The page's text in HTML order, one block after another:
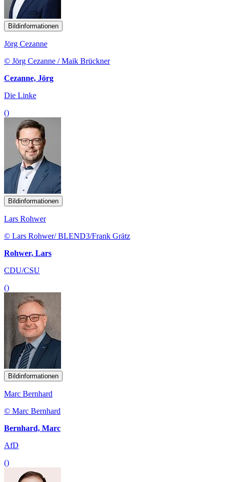
Bildinformationen
Jörg Cezanne
© Jörg Cezanne / Maik Brückner
Cezanne, Jörg
Die Linke
()
Bildinformationen
Lars Rohwer
© Lars Rohwer/ BLEND3/Frank Grätz
Rohwer, Lars
CDU/CSU
()
Bildinformationen
Marc Bernhard
© Marc Bernhard
Bernhard, Marc
AfD
()